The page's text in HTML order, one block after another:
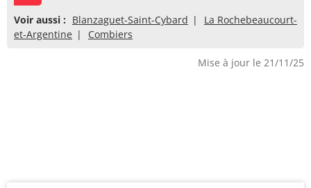
Voir aussi : Blanzaguet-Saint-Cybard
La Rochebeaucourt-
et-Argentine
Combiers
Mise à jour le 21/11/25